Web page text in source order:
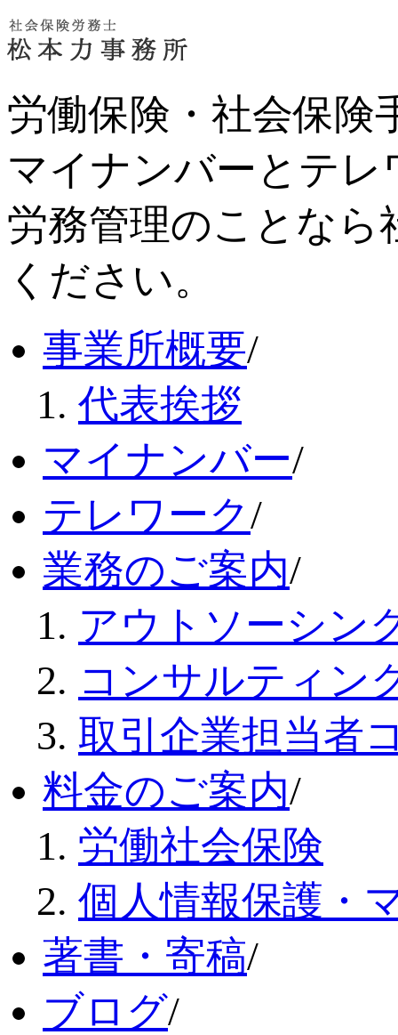
労働保険・社会保険
マイナンバーとテ
労務管理のことなら
ください。
事業所概要/
代表挨拶
マイナンバー/
テレワーク/
業務のご案内/
アウトソーシン
コンサルティン
取引企業担当者
料金のご案内/
労働社会保険
個人情報保護・
著書・寄稿/
ブログ/